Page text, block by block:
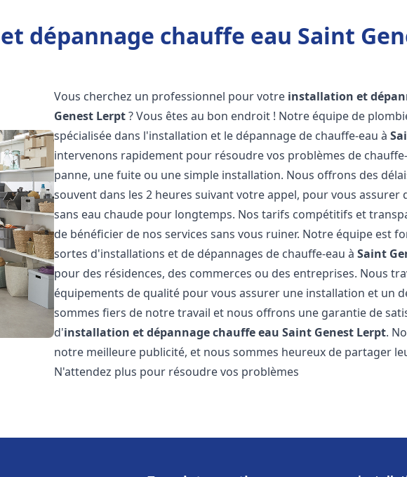
dépannage chauffe eau Saint
Vous cherchez un professionnel pour votre installation et
Genest Lerpt? Vous êtes au bon endroit ! Notre équipe de
spécialisée dans l'installation et le dépannage de chauffe-eau à
intervenons rapidement pour résoudre vos problèmes de
panne, une fuite ou une simple installation. Nous offrons des
souvent dans les 2 heures suivant votre appel, pour vous assurer
sans eau chaude pour longtemps. Nos tarifs compétitifs et
de bénéficier de nos services sans vous ruiner. Notre équipe est
sortes d'installations et de dépannages de chauffe-eau àSaint
pour des résidences, des commerces ou des entreprises. Nous
équipements de qualité pour vous assurer une installation et un
sommes fiers de notre travail et nous offrons une garantie de
d'installation et dépannage chauffe eau Saint Genest Lerpt.
notre meilleure publicité, et nous sommes heureux de partager
N'attendez plus pour résoudre vos problèmes